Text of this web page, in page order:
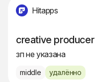
Hitapps
creative producer
зп не указана
middle удалённо